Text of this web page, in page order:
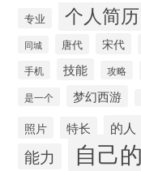
专业 个人简历
同城 唐代 宋代
手机
技能 攻略
是一个 梦幻西游
照片 特长 的人
能力 自己的